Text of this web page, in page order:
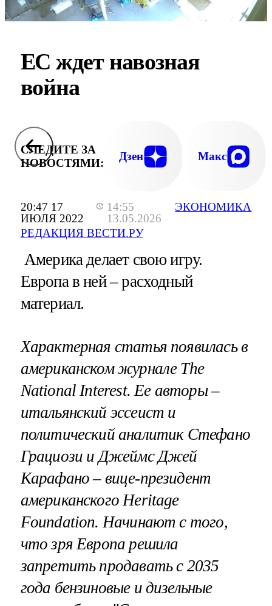
20:47 17
ИЮЛЯ 2022
14:55
13.05.2026
РЕДАКЦИЯ ВЕСТИ.РУ
ЭКОНОМИКА
ЕС ждет навозная
война
СЛЕДИТЕ ЗА
НОВОСТЯМИ:
Дзен Макс
Америка делает свою игру.
Европа в ней – расходный
материал.
Характерная статья появилась в
американском журнале The
National Interest. Ее авторы –
итальянский эссеист и
политический аналитик Стефано
Грациози и Джеймс Джей
Карафано – вице-президент
американского Heritage
Foundation. Начинают с того,
что зря Европа решила
запретить продавать с 2035
года бензиновые и дизельные